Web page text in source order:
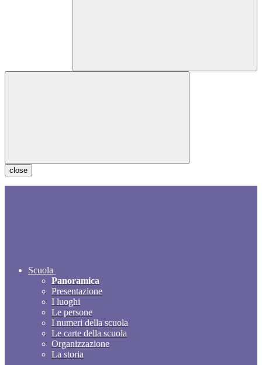
close
Scuola
Panoramica
Presentazione
I luoghi
Le persone
I numeri della scuola
Le carte della scuola
Organizzazione
La storia